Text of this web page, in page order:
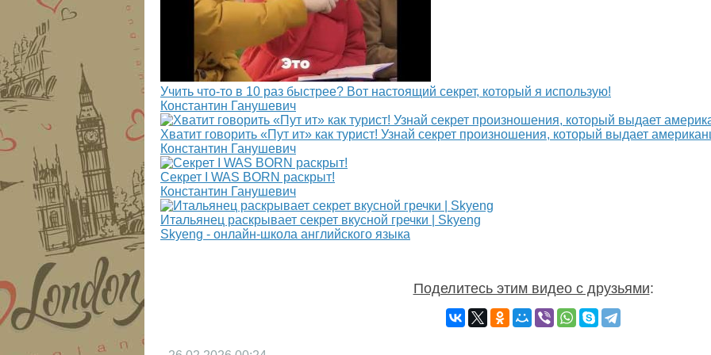
Учить что-то в 10 раз быстрее? Вот настоящий секрет, который я использую!
Константин Ганушевич
Хватит говорить «Пут ит» как турист! Узнай секрет произношения, который выдает
Константин Ганушевич
Секрет I WAS BORN раскрыт!
Константин Ганушевич
Итальянец раскрывает секрет вкусной гречки | Skyeng
Skyeng - онлайн-школа английского языка
Поделитесь этим видео с друзьями: